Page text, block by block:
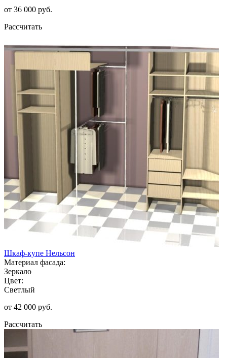
от 36 000 руб.
Рассчитать
Шкаф-купе Нельсон
Материал фасада:
Зеркало
Цвет:
Светлый
от 42 000 руб.
Рассчитать